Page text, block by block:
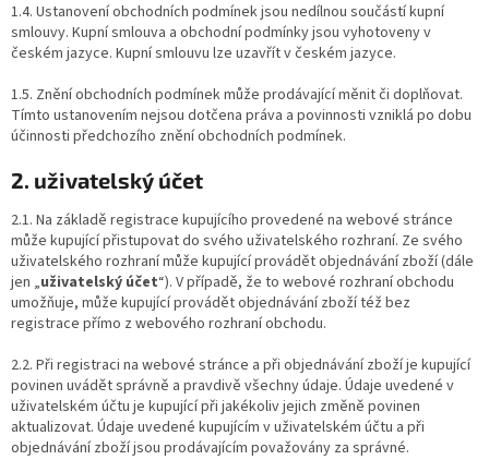
1.4. Ustanovení obchodních podmínek jsou nedílnou součástí kupní
smlouvy. Kupní smlouva a obchodní podmínky jsou vyhotoveny v
českém jazyce. Kupní smlouvu lze uzavřít v českém jazyce.
1.5. Znění obchodních podmínek může prodávající měnit či doplňovat.
Tímto ustanovením nejsou dotčena práva a povinnosti vzniklá po dobu
účinnosti předchozího znění obchodních podmínek.
2. uživatelský účet
2.1. Na základě registrace kupujícího provedené na webové stránce
může kupující přistupovat do svého uživatelského rozhraní. Ze svého
uživatelského rozhraní může kupující provádět objednávání zboží (dále
jen „uživatelský účet“). V případě, že to webové rozhraní obchodu
umožňuje, může kupující provádět objednávání zboží též bez
registrace přímo z webového rozhraní obchodu.
2.2. Při registraci na webové stránce a při objednávání zboží je kupující
povinen uvádět správně a pravdivě všechny údaje. Údaje uvedené v
uživatelském účtu je kupující při jakékoliv jejich změně povinen
aktualizovat. Údaje uvedené kupujícím v uživatelském účtu a při
objednávání zboží jsou prodávajícím považovány za správné.